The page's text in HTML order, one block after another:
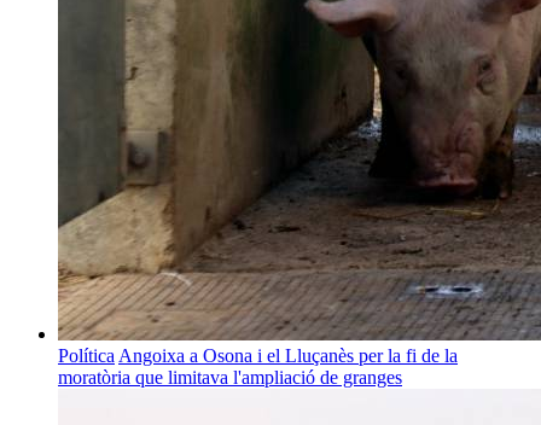
Política Angoixa a Osona i el Lluçanès per la fi de la
moratòria que limitava l'ampliació de granges